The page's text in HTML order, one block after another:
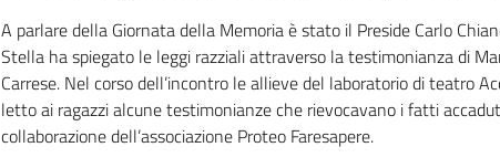
A parlare della Giornata della Memoria è stato il Preside Carlo
Stella ha spiegato le leggi razziali attraverso la testimonianza di
Carrese. Nel corso dell’incontro le allieve del laboratorio di teatro
letto ai ragazzi alcune testimonianze che rievocavano i fatti
collaborazione dell’associazione Proteo Faresapere.